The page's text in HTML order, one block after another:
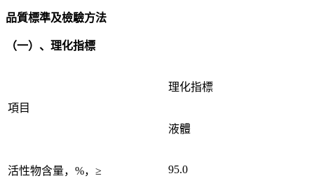
品質標準及檢驗方法
（一）、理化指標
項目
理化指標
液體
活性物含量，%，≥ 95.0